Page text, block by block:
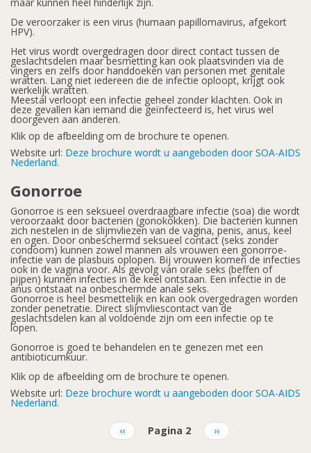
De veroorzaker is een virus (humaan papillomavirus, afgekort
HPV).
Het virus wordt overgedragen door direct contact tussen de
geslachtsdelen maar besmetting kan ook plaatsvinden via de
vingers en zelfs door handdoeken van personen met genitale
wratten. Lang niet iedereen die de infectie oploopt, krijgt ook
werkelijk wratten.
Meestal verloopt een infectie geheel zonder klachten. Ook in
deze gevallen kan iemand die geïnfecteerd is, het virus wel
doorgeven aan anderen.
Klik op de afbeelding om de brochure te openen.
Website url: Deze brochure wordt u aangeboden door SOA-AIDS
Nederland.
Gonorroe
Gonorroe is een seksueel overdraagbare infectie (soa) die wordt
veroorzaakt door bacteriën (gonokokken). Die bacteriën kunnen
zich nestelen in de slijmvliezen van de vagina, penis, anus, keel
en ogen. Door onbeschermd seksueel contact (seks zonder
condoom) kunnen zowel mannen als vrouwen een gonorroe-
infectie van de plasbuis oplopen. Bij vrouwen komen de infecties
ook in de vagina voor. Als gevolg van orale seks (beffen of
pijpen) kunnen infecties in de keel ontstaan. Een infectie in de
anus ontstaat na onbeschermde anale seks.
Gonorroe is heel besmettelijk en kan ook overgedragen worden
zonder penetratie. Direct slijmvliescontact van de
geslachtsdelen kan al voldoende zijn om een infectie op te
lopen.
Gonorroe is goed te behandelen en te genezen met een
antibioticumkuur.
Klik op de afbeelding om de brochure te openen.
Website url: Deze brochure wordt u aangeboden door SOA-AIDS
Nederland.
Vorige
pagina
‹‹ Pagina 2 Volgende
pagina
››